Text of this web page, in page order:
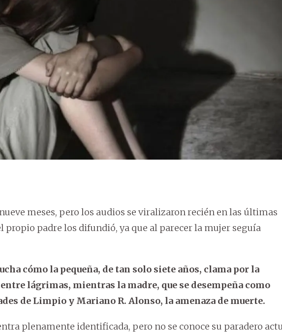
meses, pero los audios se viralizaron recién en las últimas
propio padre los difundió, ya que al parecer la mujer seguía
cómo la pequeña, de tan solo siete años, clama por la
lágrimas, mientras la madre, que se desempeña como
de Limpio y Mariano R. Alonso, la amenaza de muerte.
plenamente identificada, pero no se conoce su paradero